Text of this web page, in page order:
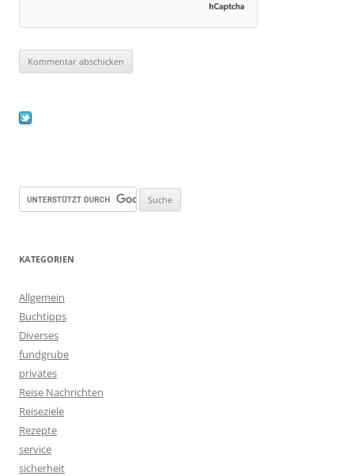
KATEGORIEN
Allgemein
Buchtipps
Diverses
fundgrube
privates
Reise Nachrichten
Reiseziele
Rezepte
service
sicherheit